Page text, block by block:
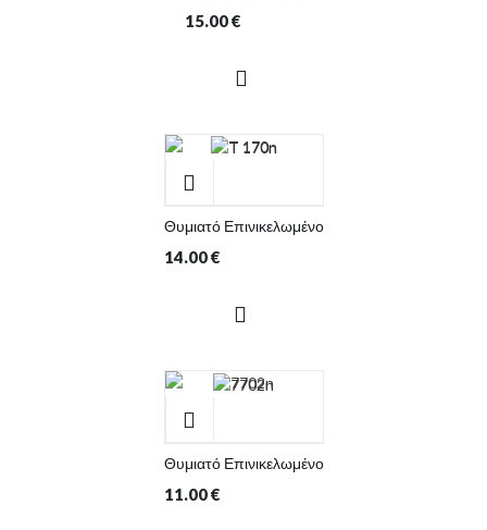
15.00€
Θυμιατό Επινικελωμένο
14.00€
Θυμιατό Επινικελωμένο
11.00€